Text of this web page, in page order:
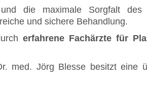
die maximale Sorgfalt
und sichere Behandlung.
erfahrene Fachärzte für
med. Jörg Blesse besitzt eine